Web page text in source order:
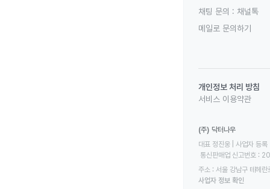
채팅 문의 : 채널톡
메일로 문의하기
개인정보 처리 방침
서비스 이용약관
(주) 닥터나우
대표 정진웅 | 사업자
통신판매업 신고번호
주소 : 서울 강남구 테헤
사업자 정보 확인